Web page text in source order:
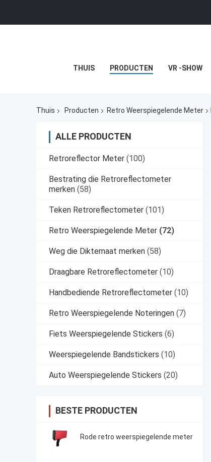
THUIS PRODUCTEN VR -SHOW
Thuis Producten Retro Weerspiegelende Meter
ALLE PRODUCTEN
Retroreflector Meter (100)
Bestrating die Retroreflectometer
merken (58)
Teken Retroreflectometer (101)
Retro Weerspiegelende Meter (72)
Weg die Diktemaat merken (58)
Draagbare Retroreflectometer (10)
Handbediende Retroreflectometer (10)
Retro Weerspiegelende Noteringen (7)
Fiets Weerspiegelende Stickers (6)
Weerspiegelende Bandstickers (10)
Auto Weerspiegelende Stickers (20)
BESTE PRODUCTEN
Rode retro weerspiegelende meter